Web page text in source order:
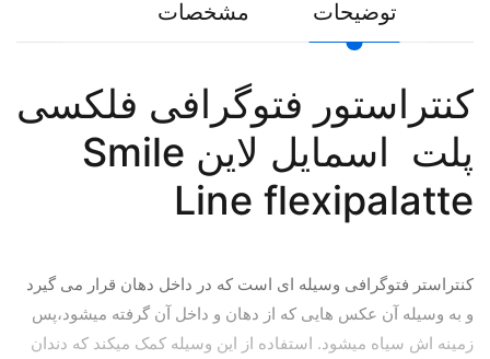
توضیحات مشخصات
کنتراستور فتوگرافی فلکسی
پلت اسمایل لاین Smile
Line flexipalatte
کنتراستر فتوگرافی وسیله ای است که در داخل دهان قرار می گیرد
و به وسیله آن عکس هایی که از دهان و داخل آن گرفته میشود،پس
زمینه اش سیاه میشود. استفاده از این وسیله کمک میکند که دندان